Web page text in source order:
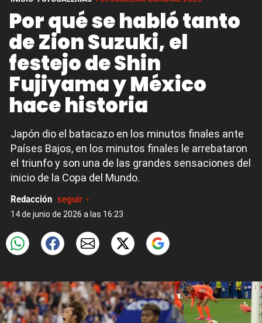
Por qué se habló tanto
de Zion Suzuki, el
festejo de Shin
Fujiyama y México
hace historia
Japón dio el batacazo en los minutos finales ante
Países Bajos, en los minutos finales le arrebataron
el triunfo y son una de las grandes sensaciones del
inicio de la Copa del Mundo.
Redacción seguir +
14 de junio de 2026 a las 16:23